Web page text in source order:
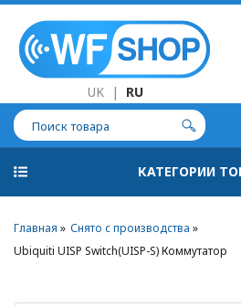
UK | RU
КАТЕГОРИИ
Главная
Снято с производства
Ubiquiti UISP Switch(UISP-S) Коммутатор